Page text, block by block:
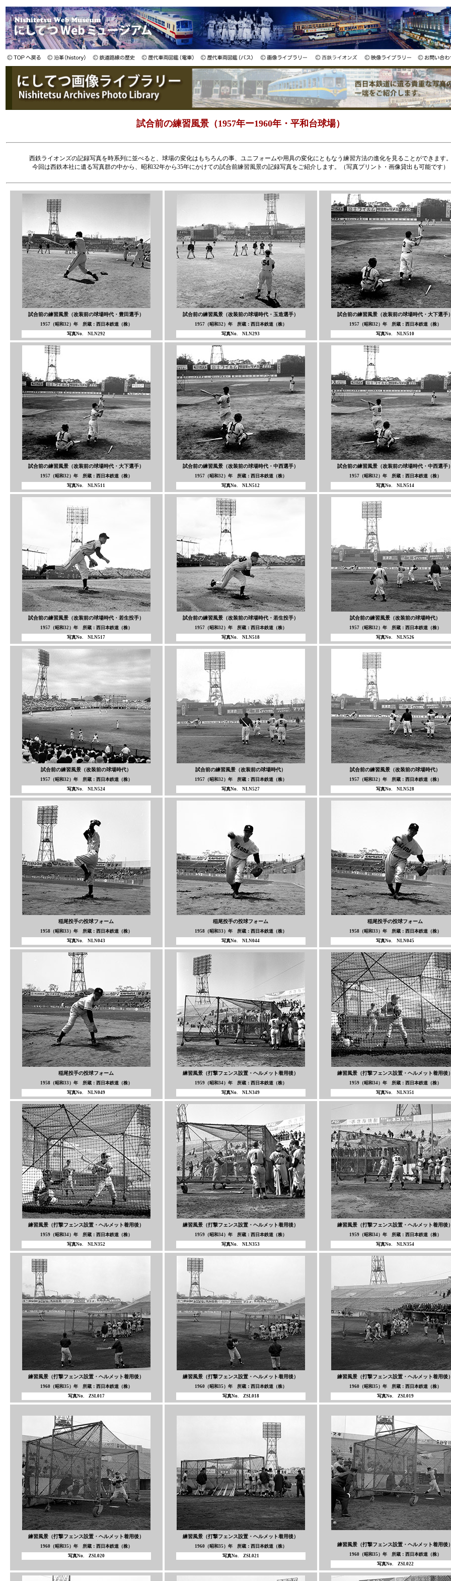
試合前の練習風景（1957年ー1960年・平和台球場）
西鉄ライオンズの記録写真を時系列に並べると、球場の変化はもちろんの事、ユニフォームや用具の変化にともなう練習方法の進化を見ることができます
今回は西鉄本社に遺る写真群の中から、昭和32年から35年にかけての試合前練習風景の記録写真をご紹介します。（写真プリント・画像貸出も可能です）
試合前の練習風景（改装前の球場時代・豊田選手）
1957（昭和32）年 所蔵：西日本鉄道（株）
写真No. NLN292
試合前の練習風景（改装前の球場時代・玉造選手）
1957（昭和32）年 所蔵：西日本鉄道（株）
写真No. NLN293
試合前の練習風景（改装前の球場時代・大下選手
1957（昭和32）年 所蔵：西日本鉄道（株）
写真No. NLN510
試合前の練習風景（改装前の球場時代・大下選手）
1957（昭和32）年 所蔵：西日本鉄道（株）
写真No. NLN511
試合前の練習風景（改装前の球場時代・中西選手）
1957（昭和32）年 所蔵：西日本鉄道（株）
写真No. NLN512
試合前の練習風景（改装前の球場時代・中西選手
1957（昭和32）年 所蔵：西日本鉄道（株）
写真No. NLN514
試合前の練習風景（改装前の球場時代・若生投手）
1957（昭和32）年 所蔵：西日本鉄道（株）
写真No. NLN517
試合前の練習風景（改装前の球場時代・若生投手）
1957（昭和32）年 所蔵：西日本鉄道（株）
写真No. NLN518
試合前の練習風景（改装前の球場時代）
1957（昭和32）年 所蔵：西日本鉄道（株）
写真No. NLN526
試合前の練習風景（改装前の球場時代）
1957（昭和32）年 所蔵：西日本鉄道（株）
写真No. NLN524
試合前の練習風景（改装前の球場時代）
1957（昭和32）年 所蔵：西日本鉄道（株）
写真No. NLN527
試合前の練習風景（改装前の球場時代）
1957（昭和32）年 所蔵：西日本鉄道（株）
写真No. NLN528
稲尾投手の投球フォーム
1958（昭和33）年 所蔵：西日本鉄道（株）
写真No. NLN043
稲尾投手の投球フォーム
1958（昭和33）年 所蔵：西日本鉄道（株）
写真No. NLN044
稲尾投手の投球フォーム
1958（昭和33）年 所蔵：西日本鉄道（株）
写真No. NLN045
稲尾投手の投球フォーム
1958（昭和33）年 所蔵：西日本鉄道（株）
写真No. NLN049
練習風景（打撃フェンス設置・ヘルメット着用後）
1959（昭和34）年 所蔵：西日本鉄道（株）
写真No. NLN349
練習風景（打撃フェンス設置・ヘルメット着用後
1959（昭和34）年 所蔵：西日本鉄道（株）
写真No. NLN351
練習風景（打撃フェンス設置・ヘルメット着用後）
1959（昭和34）年 所蔵：西日本鉄道（株）
写真No. NLN352
練習風景（打撃フェンス設置・ヘルメット着用後）
1959（昭和34）年 所蔵：西日本鉄道（株）
写真No. NLN353
練習風景（打撃フェンス設置・ヘルメット着用後
1959（昭和34）年 所蔵：西日本鉄道（株）
写真No. NLN354
練習風景（打撃フェンス設置・ヘルメット着用後）
1960（昭和35）年 所蔵：西日本鉄道（株）
写真No. ZSL017
練習風景（打撃フェンス設置・ヘルメット着用後）
1960（昭和35）年 所蔵：西日本鉄道（株）
写真No. ZSL018
練習風景（打撃フェンス設置・ヘルメット着用後
1960（昭和35）年 所蔵：西日本鉄道（株）
写真No. ZSL019
練習風景（打撃フェンス設置・ヘルメット着用後）
1960（昭和35）年 所蔵：西日本鉄道（株）
写真No. ZSL020
練習風景（打撃フェンス設置・ヘルメット着用後）
1960（昭和35）年 所蔵：西日本鉄道（株）
写真No. ZSL021
練習風景（打撃フェンス設置・ヘルメット着用後
1960（昭和35）年 所蔵：西日本鉄道（株）
写真No. ZSL022